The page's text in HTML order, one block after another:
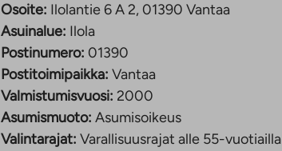
Osoite: Ilolantie 6 A 2, 01390 Vantaa
Asuinalue: Ilola
Postinumero: 01390
Postitoimipaikka: Vantaa
Valmistumisvuosi: 2000
Asumismuoto: Asumisoikeus
Valintarajat: Varallisuusrajat alle 55-vuotiailla